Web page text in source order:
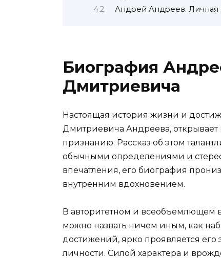
Андрей Андреев. Личная
Биография
Дмитриевича
Настоящая история жизни и
Дмитриевича Андреева, открывает
признанию. Рассказ об этом
обычными определениями и
впечатления, его биография
внутренним вдохновением.
В авторитетном и всеобъемлющем
можно назвать ничем иным, как
достижений, ярко проявляется
личности. Силой характера и